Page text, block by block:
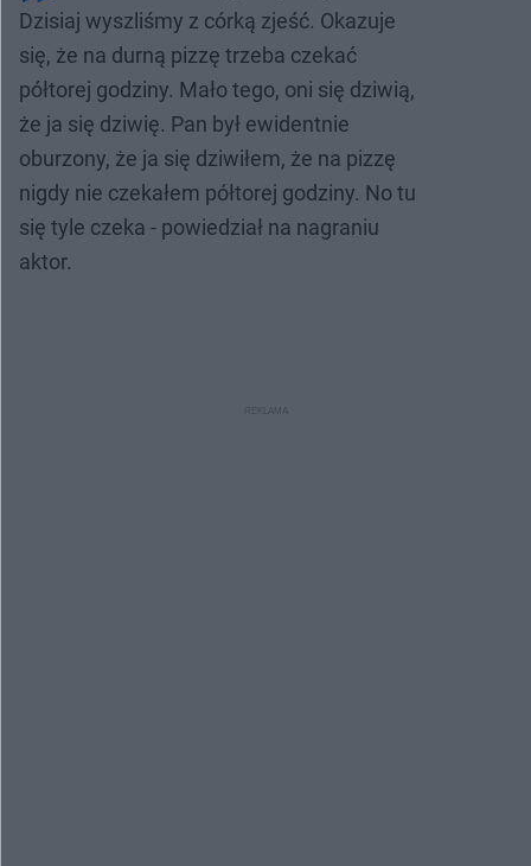
Post udostępniony przez Robert Moskwa (@robertmoskwa)
Dzisiaj wyszliśmy z córką zjeść. Okazuje
się, że na durną pizzę trzeba czekać
półtorej godziny. Mało tego, oni się dziwią,
że ja się dziwię. Pan był ewidentnie
oburzony, że ja się dziwiłem, że na pizzę
nigdy nie czekałem półtorej godziny. No tu
się tyle czeka - powiedział na nagraniu
aktor.